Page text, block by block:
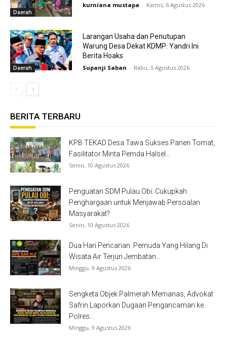
Daerah
kurniana mustapa - Kamis, 6 Agustus 2026
Daerah
Larangan Usaha dan Penutupan
Warung Desa Dekat KDMP: Yandri Ini
Berita Hoaks
Supanji Saban - Rabu, 5 Agustus 2026
BERITA TERBARU
KPB TEKAD Desa Tawa Sukses Panen Tomat,
Fasilitator Minta Pemda Halsel...
Senin, 10 Agustus 2026
Penguatan SDM Pulau Obi: Cukupkah
Penghargaan untuk Menjawab Persoalan
Masyarakat?
Senin, 10 Agustus 2026
Dua Hari Pencarian. Pemuda Yang Hilang Di
Wisata Air Terjun Jembatan...
Minggu, 9 Agustus 2026
Sengketa Objek Palmerah Memanas, Advokat
Safrin Laporkan Dugaan Pengancaman ke
Polres...
Minggu, 9 Agustus 2026